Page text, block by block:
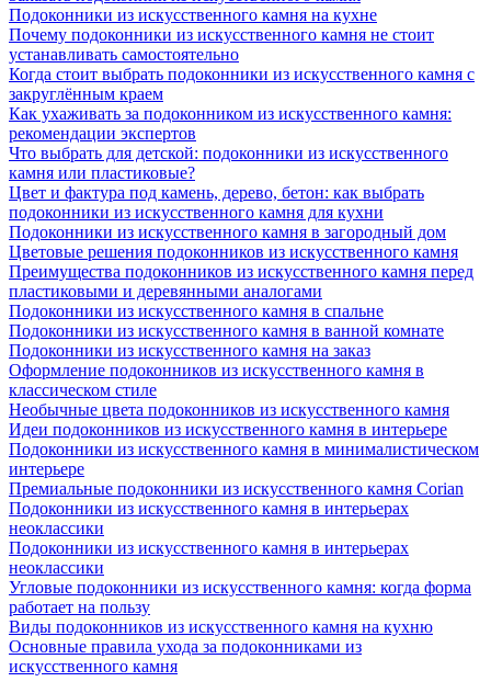
Подоконники из искусственного камня на кухне
Почему подоконники из искусственного камня не стоит
устанавливать самостоятельно
Когда стоит выбрать подоконники из искусственного камня с
закруглённым краем
Как ухаживать за подоконником из искусственного камня:
рекомендации экспертов
Что выбрать для детской: подоконники из искусственного
камня или пластиковые?
Цвет и фактура под камень, дерево, бетон: как выбрать
подоконники из искусственного камня для кухни
Подоконники из искусственного камня в загородный дом
Цветовые решения подоконников из искусственного камня
Преимущества подоконников из искусственного камня перед
пластиковыми и деревянными аналогами
Подоконники из искусственного камня в спальне
Подоконники из искусственного камня в ванной комнате
Подоконники из искусственного камня на заказ
Оформление подоконников из искусственного камня в
классическом стиле
Необычные цвета подоконников из искусственного камня
Идеи подоконников из искусственного камня в интерьере
Подоконники из искусственного камня в минималистическом
интерьере
Премиальные подоконники из искусственного камня Corian
Подоконники из искусственного камня в интерьерах
неоклассики
Подоконники из искусственного камня в интерьерах
неоклассики
Угловые подоконники из искусственного камня: когда форма
работает на пользу
Виды подоконников из искусственного камня на кухню
Основные правила ухода за подоконниками из
искусственного камня